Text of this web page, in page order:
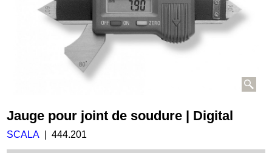
Jauge pour joint de soudure | Digital
SCALA 444.201